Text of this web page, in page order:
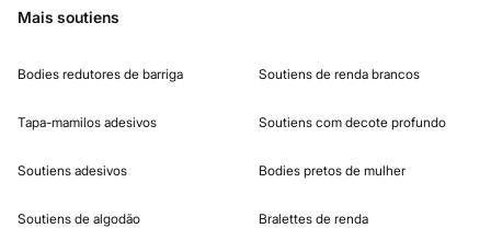
Mais soutiens
Bodies redutores de barriga
Tapa-mamilos adesivos
Soutiens adesivos
Soutiens de algodão
Soutiens de renda brancos
Soutiens com decote profundo
Bodies pretos de mulher
Bralettes de renda